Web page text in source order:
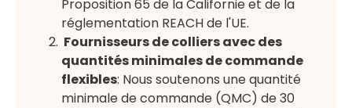
Proposition 65 de la Californie et de la
réglementation REACH de l'UE.
Fournisseurs de colliers avec des
quantités minimales de commande
flexibles: Nous soutenons une quantité
minimale de commande (QMC) de 30